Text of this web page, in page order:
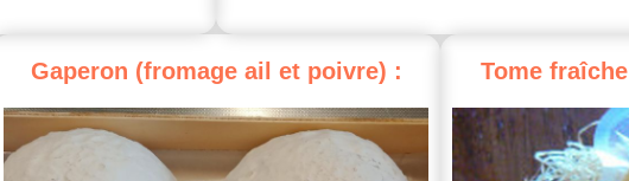
Gaperon (fromage ail et poivre) : Tome fraîche